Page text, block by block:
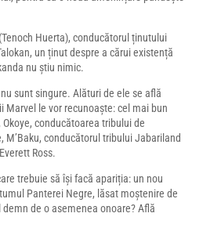
Huerta), conducătorul ținutului
un ținut despre a cărui existență
nu știu nimic.
sunt singure. Alături de ele se află
Marvel le vor recunoaște: cel mai bun
conducătoarea tribului de
M’Baku, conducătorul tribului Jabariland
Ross.
trebuie să își facă apariția: un nou
Panterei Negre, lăsat moștenire de
demn de o asemenea onoare? Află